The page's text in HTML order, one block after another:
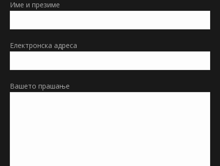
new
Име и презиме
Електронска адреса
Вашето прашање